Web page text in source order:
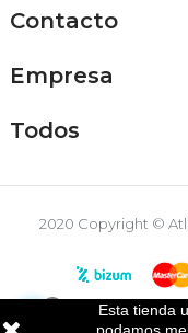
Contacto
Empresa
Todos
Esta tienda
2020 Copyright ©